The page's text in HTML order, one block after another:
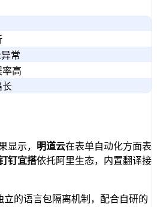
常
高
长
显示， 明道云在表单自动化方面表
钉宜搭依托阿里生态，内置翻译接
立的语言包隔离机制，配合自研的